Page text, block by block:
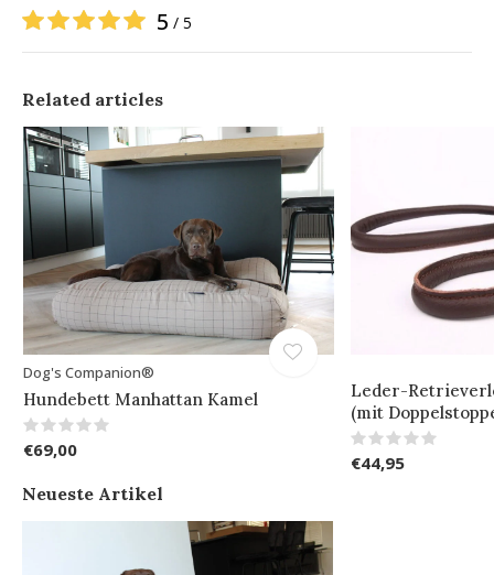
5 / 5
Related articles
Dog's Companion®
Hundebett Manhattan Kamel
€69,00
Leder-
(mit
€44,95
Neueste Artikel